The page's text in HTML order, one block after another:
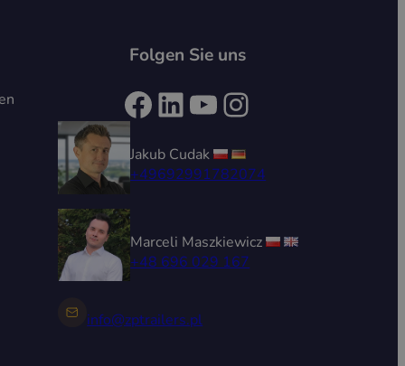
Folgen Sie uns
Facebook LinkedIn YouTube Instagram
Jakub Cudak
+49692991782074
Marceli Maszkiewicz
+48 696 029 167
info@zptrailers.pl